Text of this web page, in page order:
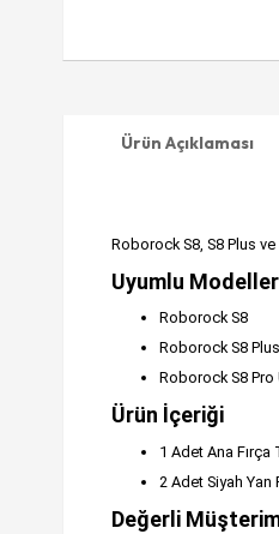
Ürün Açıklaması
Roborock S8, S8 Plus
Uyumlu Modeller
Roborock S8
Roborock S8 Plus
Roborock S8 Pro
Ürün İçeriği
1 Adet Ana Fırça
2 Adet Siyah Yan
Değerli